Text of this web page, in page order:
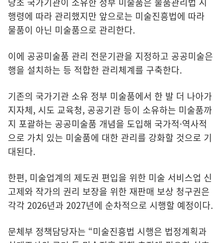
행령에 따라 관리했지만 앞으로는 미술진흥법에 따라
물품이 아닌 미술품으로 관리한다.
이에 공공미술품 관리 전문기관을 지정하고 공공미술은
행을 설치하는 등 적합한 관리체계를 구축한다.
기존의 국가기관 소유 정부 미술품에서 한 발 더 나아가
지자체, 시도 교육청, 공공기관 등이 소유하는 미술품까
지 포괄하는 공공미술품 개념을 도입해 국가적·역사적
으로 가치 있는 미술품에 대한 관리를 강화할 것으로 기
대된다.
한편, 미술업계의 제도권 편입을 위한 미술 서비스업 신
고제와 작가의 권리 보장을 위한 재판매 보상 청구권은
각각 2026년과 2027년에 순차적으로 시행할 예정이다.
문체부 정책담당자는 “미술진흥법 시행은 법정계획과